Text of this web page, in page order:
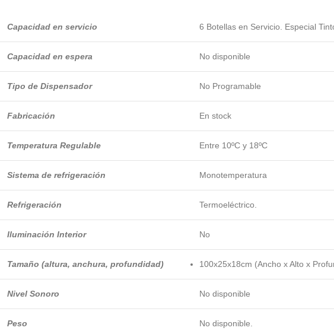
Capacidad en servicio 6 Botellas en Servicio. Especial
Capacidad en espera No disponible
Tipo de Dispensador No Programable
Fabricación En stock
Temperatura Regulable Entre 10ºC y 18ºC
Sistema de refrigeración Monotemperatura
Refrigeración Termoeléctrico.
Iluminación Interior No
Tamaño (altura, anchura, profundidad) 100x25x18cm (Ancho x Alto x
Nivel Sonoro No disponible
Peso No disponible.